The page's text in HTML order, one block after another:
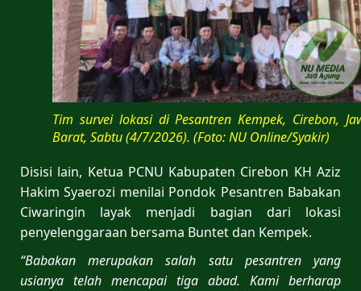
Tim survei lokasi di Pesantren Kempek, Cirebon,
Barat, Sabtu (4/7/2026). (Foto: NU Online/Syakir)
Disisi lain, Ketua PCNU Kabupaten Cirebon KH Aziz
Hakim Syaerozi menilai Pondok Pesantren Babakan
Ciwaringin layak menjadi bagian dari lokasi
penyelenggaraan bersama Buntet dan Kempek.
“Babakan merupakan salah satu pesantren yang
usianya telah mencapai tiga abad. Kami berharap